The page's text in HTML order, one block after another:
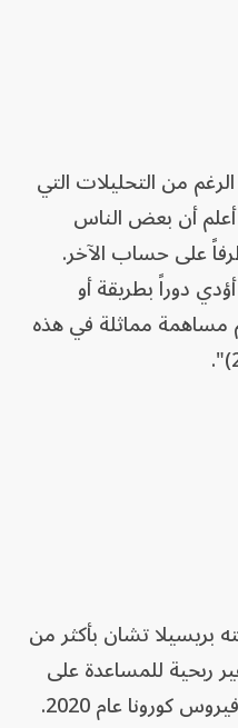
من التحليلات التي
أعلم أن بعض الناس
على حساب الآخر.
دوراً بطريقة أو
مساهمة مماثلة في هذه
تشان بأكثر من
ربحية للمساعدة على
كورونا عام 2020.